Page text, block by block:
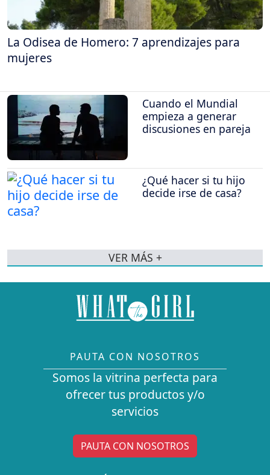
La Odisea de Homero: 7 aprendizajes para
mujeres
Cuando el Mundial
empieza a generar
discusiones en pareja
¿Qué hacer si tu hijo
decide irse de casa?
VER MÁS +
PAUTA CON NOSOTROS
Somos la vitrina perfecta para
ofrecer tus productos y/o
servicios
PAUTA CON NOSOTROS